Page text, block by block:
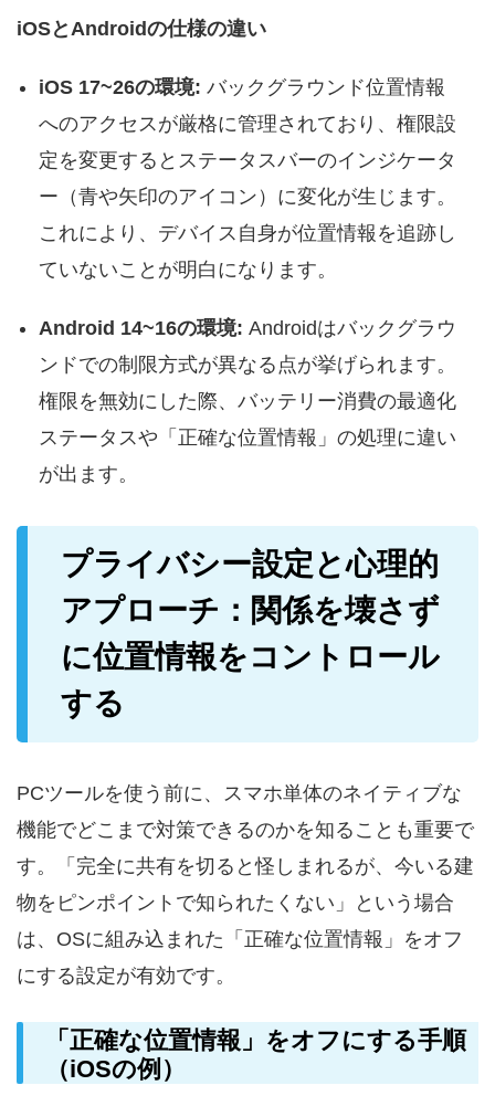
iOSとAndroidの仕様の違い
iOS 17~26の環境: バックグラウンド位置情報
へのアクセスが厳格に管理されており、権限設
定を変更するとステータスバーのインジケータ
ー（青や矢印のアイコン）に変化が生じます。
これにより、デバイス自身が位置情報を追跡し
ていないことが明白になります。
Android 14~16の環境: Androidはバックグラウ
ンドでの制限方式が異なる点が挙げられます。
権限を無効にした際、バッテリー消費の最適化
ステータスや「正確な位置情報」の処理に違い
が出ます。
プライバシー設定と心理的
アプローチ：関係を壊さず
に位置情報をコントロール
する
PCツールを使う前に、スマホ単体のネイティブな
機能でどこまで対策できるのかを知ることも重要で
す。「完全に共有を切ると怪しまれるが、今いる建
物をピンポイントで知られたくない」という場合
は、OSに組み込まれた「正確な位置情報」をオフ
にする設定が有効です。
「正確な位置情報」をオフにする手順
（iOSの例）